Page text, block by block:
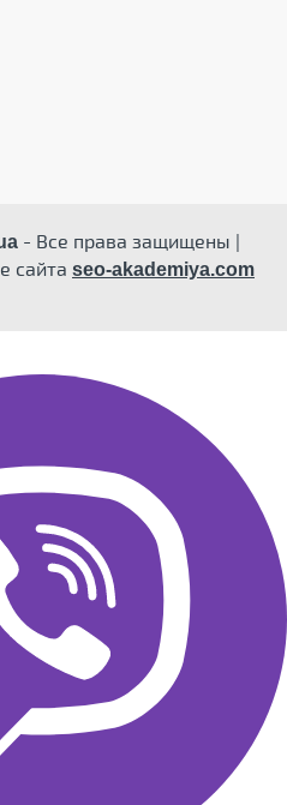
- Все права защищены |
сайта seo-akademiya.com